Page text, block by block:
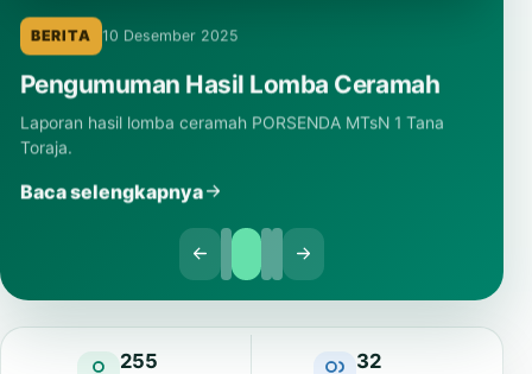
BERITA 10 Desember 2025
Pengumuman Hasil Lomba Ceramah
Laporan hasil lomba ceramah PORSENDA MTsN 1 Tana
Toraja.
Baca selengkapnya
255 32